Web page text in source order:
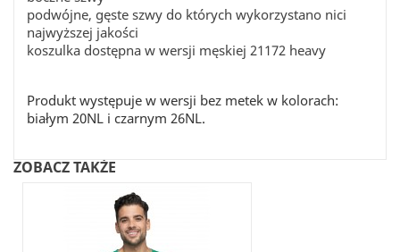
podwójne, gęste szwy do których wykorzystano nici
najwyższej jakości
koszulka dostępna w wersji męskiej 21172 heavy
Produkt występuje w wersji bez metek w kolorach:
białym 20NL i czarnym 26NL.
ZOBACZ TAKŻE